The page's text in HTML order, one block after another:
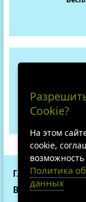
ГЛАВНАЯ
ВАКАНСИИ
Cookie?
На этом
cookie,
Политика
данных